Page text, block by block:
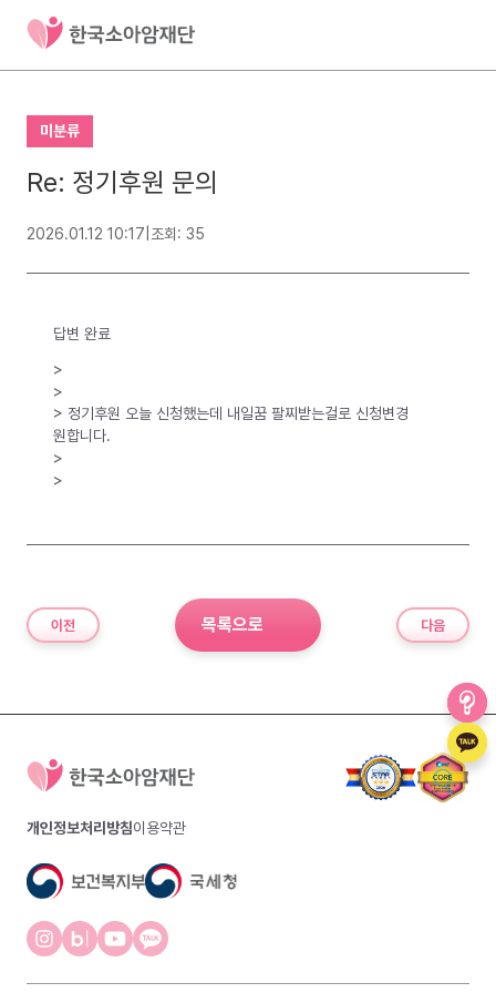
미분류
Re: 정기후원 문의
2026.01.12 10:17 조회: 35
답변 완료
>
>
> 정기후원 오늘 신청했는데 내일꿈 팔찌받는걸로 신청변경
원합니다.
>
>
이전 목록으로 다음
개인정보처리방침이용약관